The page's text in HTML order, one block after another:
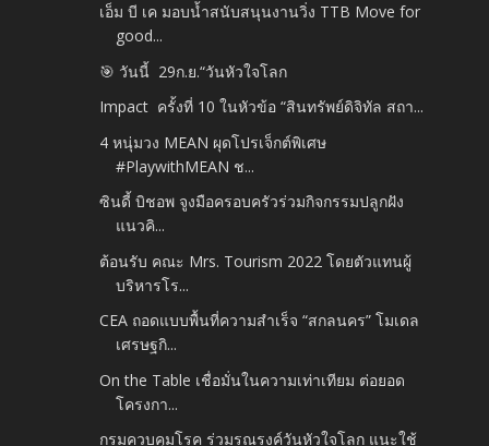
เอ็ม บี เค มอบน้ำสนับสนุนงานวิ่ง TTB Move for
good...
🎯 วันนี้ 29ก.ย.​“วันหัวใจโลก
Impact ครั้งที่ 10 ในหัวข้อ “สินทรัพย์ดิจิทัล สถา...
4 หนุ่มวง MEAN ผุดโปรเจ็กต์พิเศษ
#PlaywithMEAN ช...
ซินดี้ บิชอพ จูงมือครอบครัวร่วมกิจกรรมปลูกฝัง
แนวคิ...
ต้อนรับ คณะ Mrs. Tourism 2022 โดยตัวแทนผู้
บริหารโร...
CEA ถอดแบบพื้นที่ความสำเร็จ “สกลนคร” โมเดล
เศรษฐกิ...
On the Table เชื่อมั่นในความเท่าเทียม ต่อยอด
โครงกา...
กรมควบคุมโรค ร่วมรณรงค์วันหัวใจโลก แนะใช้